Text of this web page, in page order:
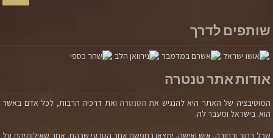
שותפים לדרך
אודות אתר טנטרה
המוטיבציה של האתר היא להנגיש את הטנטרה ואת דרכיה הרבות, לכל אדם באשר
הוא. בישראל ומעבר לה.
שכל בחור ובחורה, איש ואישה, ימצאו בחפשם אחר הטבעי שבהם, אחר שאילותיהם על